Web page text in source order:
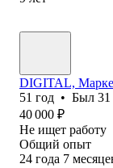
DIGITAL,
51 год • Был 31
40 000 ₽
Не ищет работу
Общий опыт
24 года 7